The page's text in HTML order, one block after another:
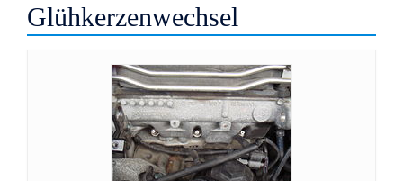
Glühkerzenwechsel